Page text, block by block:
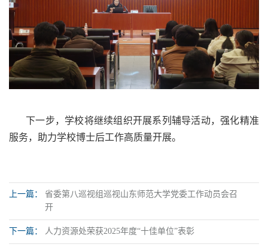
下一步，学校将继续组织开展系列辅导活动，强化精准
服务，助力学校博士后工作高质量开展。
上一篇：
省委第八巡视组巡视山东师范大学党委工作动员会召
开
下一篇： 人力资源处荣获2025年度“十佳单位”表彰